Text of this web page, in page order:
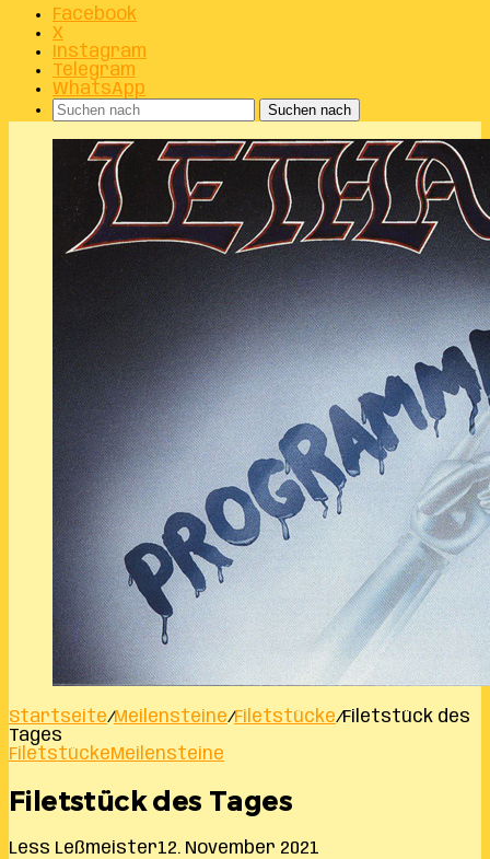
Facebook
X
Instagram
Telegram
WhatsApp
Suchen nach
Startseite/Meilensteine/Filetstücke/Filetstück des
Tages
FiletstückeMeilensteine
Filetstück des Tages
Less Leßmeister12. November 2021